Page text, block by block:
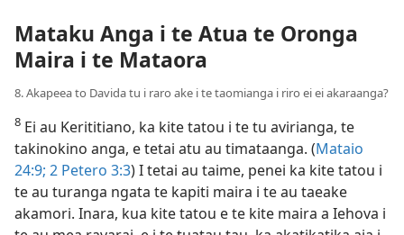
Mataku Anga i te Atua te Oronga
Maira i te Mataora
8. Akapeea to Davida tu i raro ake i te taomianga i riro ei ei akaraanga?
8 Ei au Kerititiano, ka kite tatou i te tu avirianga, te
takinokino anga, e tetai atu au timataanga. (Mataio
24:9; 2 Petero 3:3) I tetai au taime, penei ka kite tatou i
te au turanga ngata te kapiti maira i te au taeake
akamori. Inara, kua kite tatou e te kite maira a Iehova i